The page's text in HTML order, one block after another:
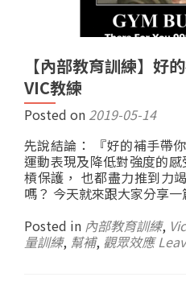
【內部教育訓練】好
VIC教練
Posted on 2019-05-14
先說結論： 『好的補手帶
運動表現及降低對強度的
槓保護， 也都盡力推到力
嗎？ 今天就來跟大家分享
Posted in 內部教育訓練,
量訓練, 幫補, 觀眾效應